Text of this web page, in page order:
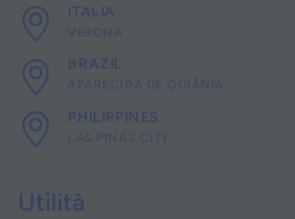
ITALIA
VERONA
BRAZIL
APARECIDA DE GOIÂNIA
PHILIPPINES
LAS PINAS CITY
Utilità